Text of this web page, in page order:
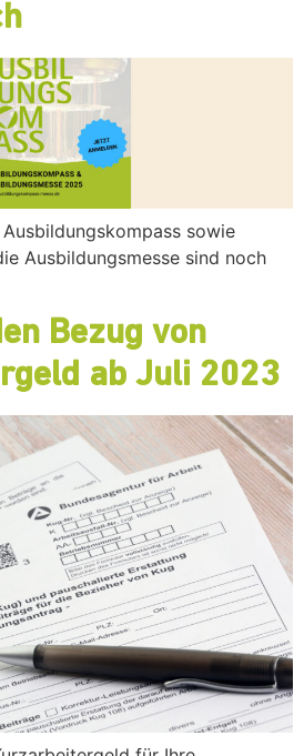
sowie
Ausbildungsmesse sind noch
Bezug von
ab Juli 2023